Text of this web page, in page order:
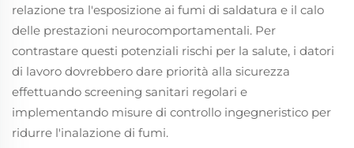
relazione tra l'esposizione ai fumi di saldatura e il calo
delle prestazioni neurocomportamentali. Per
contrastare questi potenziali rischi per la salute, i datori
di lavoro dovrebbero dare priorità alla sicurezza
effettuando screening sanitari regolari e
implementando misure di controllo ingegneristico per
ridurre l'inalazione di fumi.